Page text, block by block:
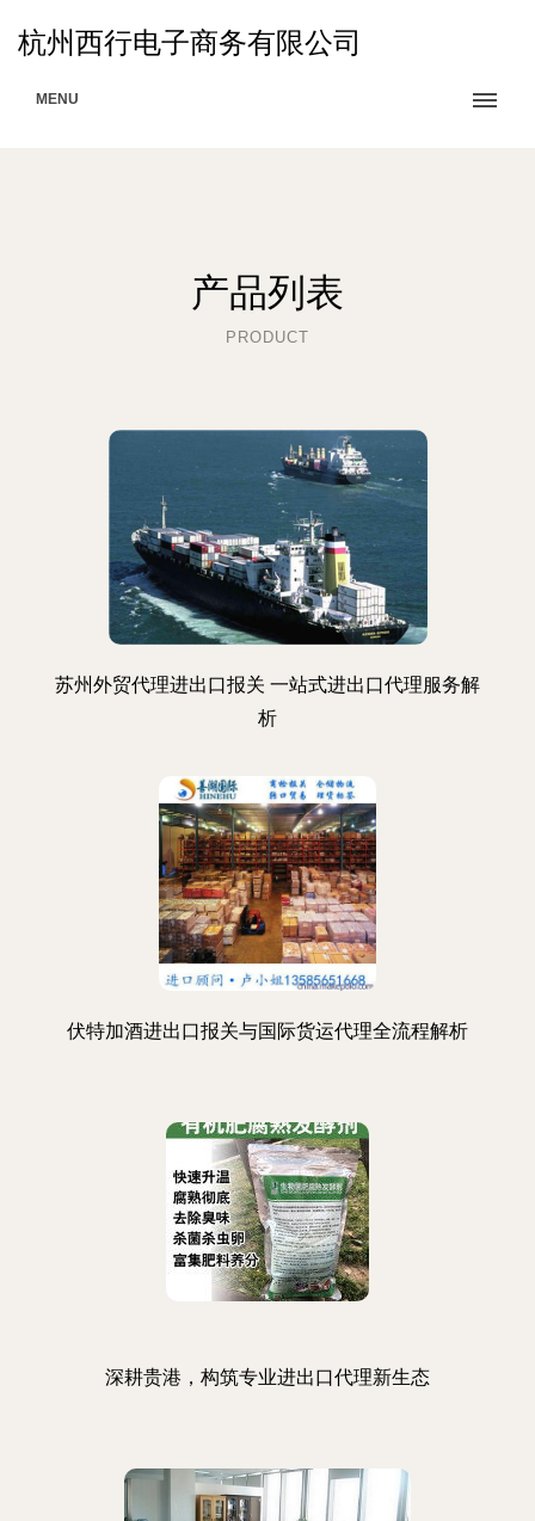
杭州西行电子商务有限公司
MENU
产品列表
PRODUCT
苏州外贸代理进出口报关 一站式进出口代理服务解
析
伏特加酒进出口报关与国际货运代理全流程解析
深耕贵港，构筑专业进出口代理新生态